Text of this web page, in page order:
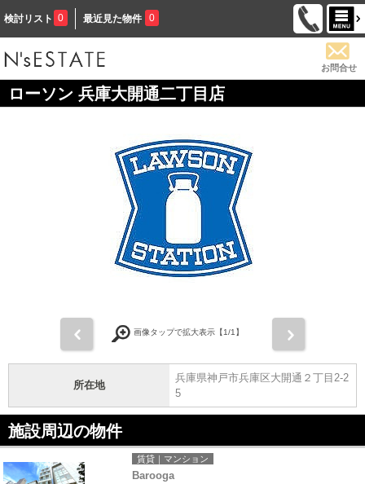
検討リスト 0 最近見た物件 0
お問合せ
ローソン 兵庫大開通二丁目店
画像タップで拡大表示【1/1】
所在地
兵庫県神戸市兵庫区大開通２丁目2-2
5
施設周辺の物件
賃貸｜マンション
Barooga